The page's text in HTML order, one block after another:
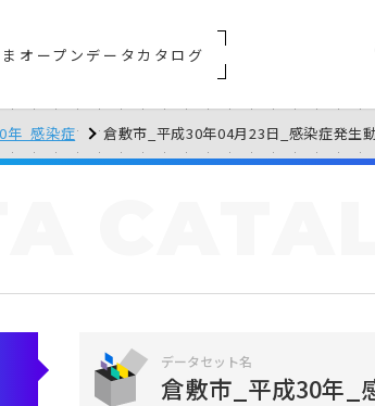
オープンデータカタログ
年_感染症 倉敷市_平成30年04月23日_感染症発生
データセット名
倉敷市_平成30年_